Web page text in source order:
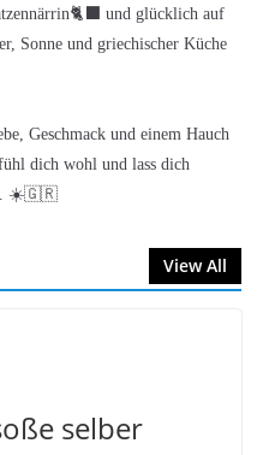
und glücklich auf
Sonne und griechischer Küche
Geschmack und einem Hauch
dich wohl und lass dich
☀️🇬🇷
View All
selber